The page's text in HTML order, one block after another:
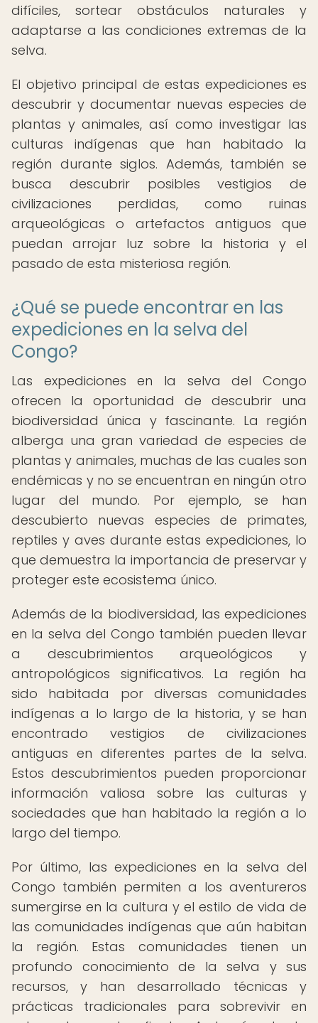
difíciles, sortear obstáculos naturales y
adaptarse a las condiciones extremas de la
selva.
El objetivo principal de estas expediciones es
descubrir y documentar nuevas especies de
plantas y animales, así como investigar las
culturas indígenas que han habitado la
región durante siglos. Además, también se
busca descubrir posibles vestigios de
civilizaciones perdidas, como ruinas
arqueológicas o artefactos antiguos que
puedan arrojar luz sobre la historia y el
pasado de esta misteriosa región.
¿Qué se puede encontrar en las
expediciones en la selva del
Congo?
Las expediciones en la selva del Congo
ofrecen la oportunidad de descubrir una
biodiversidad única y fascinante. La región
alberga una gran variedad de especies de
plantas y animales, muchas de las cuales son
endémicas y no se encuentran en ningún otro
lugar del mundo. Por ejemplo, se han
descubierto nuevas especies de primates,
reptiles y aves durante estas expediciones, lo
que demuestra la importancia de preservar y
proteger este ecosistema único.
Además de la biodiversidad, las expediciones
en la selva del Congo también pueden llevar
a descubrimientos arqueológicos y
antropológicos significativos. La región ha
sido habitada por diversas comunidades
indígenas a lo largo de la historia, y se han
encontrado vestigios de civilizaciones
antiguas en diferentes partes de la selva.
Estos descubrimientos pueden proporcionar
información valiosa sobre las culturas y
sociedades que han habitado la región a lo
largo del tiempo.
Por último, las expediciones en la selva del
Congo también permiten a los aventureros
sumergirse en la cultura y el estilo de vida de
las comunidades indígenas que aún habitan
la región. Estas comunidades tienen un
profundo conocimiento de la selva y sus
recursos, y han desarrollado técnicas y
prácticas tradicionales para sobrevivir en